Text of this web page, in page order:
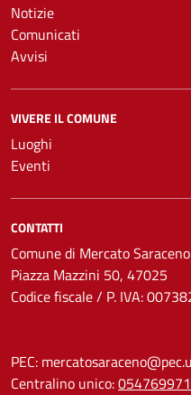
Notizie
Comunicati
Avvisi
VIVERE IL COMUNE
Luoghi
Eventi
CONTATTI
Comune di Mercato Saraceno
Piazza Mazzini 50, 47025
Codice fiscale / P. IVA:
PEC:
Centralino unico: